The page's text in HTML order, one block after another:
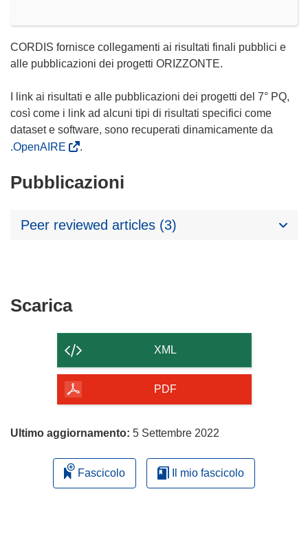
CORDIS fornisce collegamenti ai risultati finali pubblici e
alle pubblicazioni dei progetti ORIZZONTE.
I link ai risultati e alle pubblicazioni dei progetti del 7° PQ,
così come i link ad alcuni tipi di risultati specifici come
dataset e software, sono recuperati dinamicamente da
.OpenAIRE
.
Pubblicazioni
Peer reviewed articles (3)
ScaricaScarica
contenuto
della
pagina
XML
PDF
Ultimo aggiornamento: 5 Settembre 2022
Fascicolo Il mio fascicolo